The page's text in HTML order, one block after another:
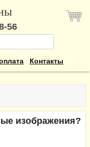
56
Контакты
изображения?